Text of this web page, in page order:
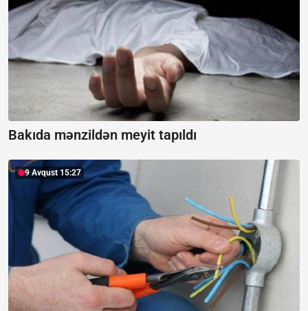
Bakıda mənzildən meyit tapıldı
9 Avqust 15:27